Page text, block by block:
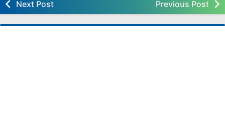
Next Post Previous Post